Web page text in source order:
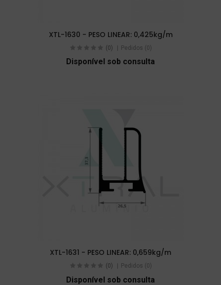
XTL-1630 - PESO LINEAR: 0,425kg/m
(0) Pedidos (0)
Disponível sob consulta
XTL-1631 - PESO LINEAR: 0,659kg/m
(0) Pedidos (0)
Disponível sob consulta